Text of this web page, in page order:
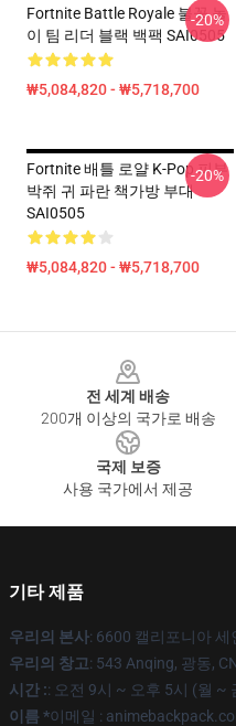
Fortnite Battle Royale 불꽃 놀
이 팀 리더 블랙 백팩 SAI0505
₩5,084,820 - ₩5,718,700
-20%
Fortnite 배틀 로얄 K-Pop 피부
박쥐 귀 파란 책가방 부대
SAI0505
₩5,084,820 - ₩5,718,700
-20%
전 세계 배송
200개 이상의 국가로 배송
국제 보증
사용 국가에서 제공
기타 제품
우리의 본사: 6600 캘리포니아 세
우리의 창고: 543 Anqing, 광동,
시간 :: 오전 9시 ~ 오후 5시 (월 ~
이름 *이메일 :